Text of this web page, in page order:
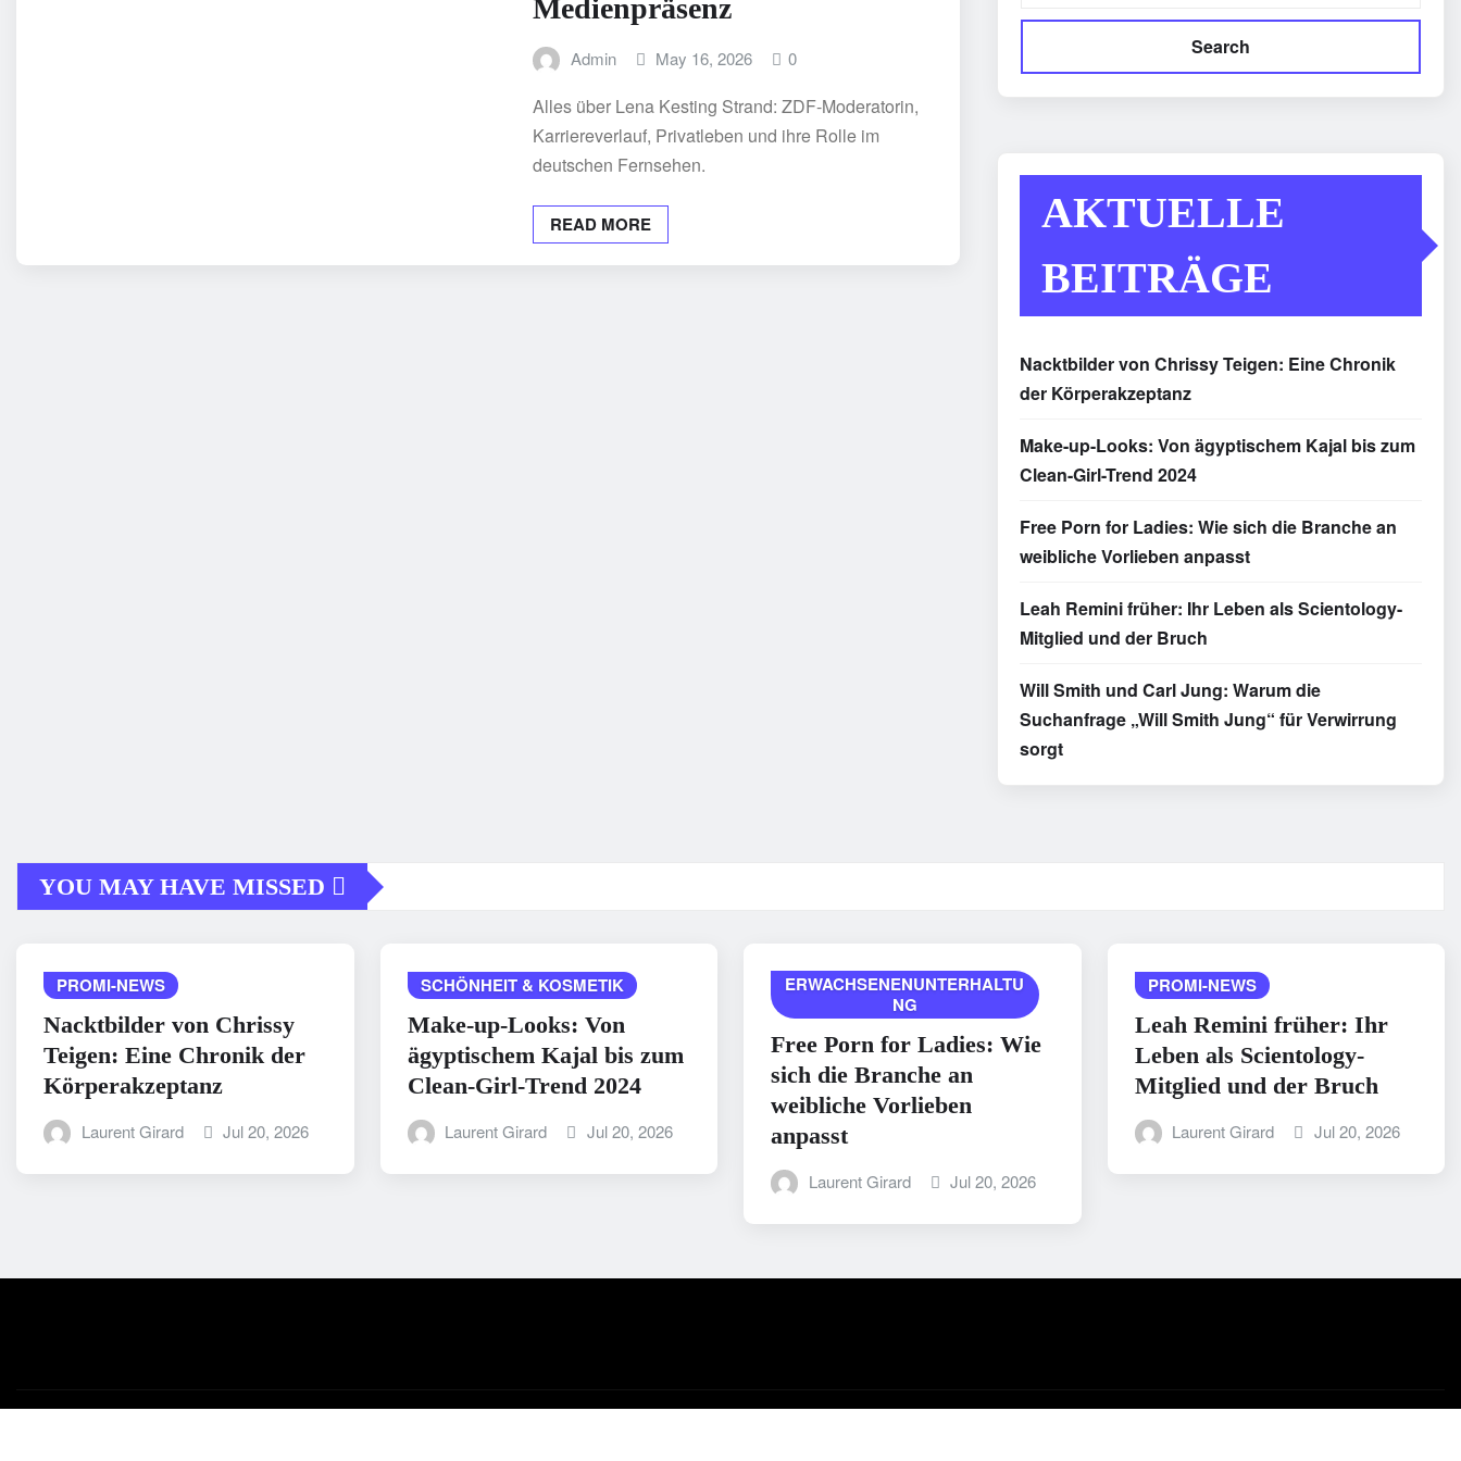
Medienpräsenz
Admin May 16, 2026 0
Alles über Lena Kesting Strand: ZDF-Moderatorin,
Karriereverlauf, Privatleben und ihre Rolle im
deutschen Fernsehen.
READ MORE
Search
AKTUELLE
BEITRÄGE
Nacktbilder von Chrissy Teigen: Eine Chronik
der Körperakzeptanz
Make-up-Looks: Von ägyptischem Kajal bis zum
Clean-Girl-Trend 2024
Free Porn for Ladies: Wie sich die Branche an
weibliche Vorlieben anpasst
Leah Remini früher: Ihr Leben als Scientology-
Mitglied und der Bruch
Will Smith und Carl Jung: Warum die
Suchanfrage „Will Smith Jung“ für Verwirrung
sorgt
YOU MAY HAVE MISSED
PROMI-NEWS
Nacktbilder von Chrissy
Teigen: Eine Chronik der
Körperakzeptanz
Laurent Girard Jul 20, 2026
SCHÖNHEIT & KOSMETIK
Make-up-Looks: Von
ägyptischem Kajal bis zum
Clean-Girl-Trend 2024
Laurent Girard Jul 20, 2026
ERWACHSENENUNTERHALTU
NG
Free Porn for Ladies: Wie
sich die Branche an
weibliche Vorlieben
anpasst
Laurent Girard Jul 20, 2026
PROMI-NEWS
Leah Remini früher: Ihr
Leben als Scientology-
Mitglied und der Bruch
Laurent Girard Jul 20, 2026